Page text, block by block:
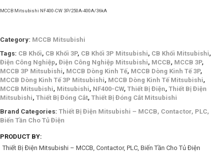
MCCB Mitsubishi NF400-CW 3P/250A-400A/36kA
Category: MCCB Mitsubishi
Tags: CB Khối, CB Khối 3P, CB Khối 3P Mitsubishi, CB Khối Mitsubishi,
Điện Công Nghiệp, Điện Công Nghiệp Mitsubishi, MCCB, MCCB 3P,
MCCB 3P Mitsubishi, MCCB Dòng Kinh Tế, MCCB Dòng Kinh Tế 3P,
MCCB Dòng Kinh Tế 3P Mitsubishi, MCCB Dòng Kinh Tế Mitsubishi,
MCCB Mitsubishi, Mitsubishi, NF400-CW, Thiết Bị Điện, Thiết Bị Điện
Mitsubishi, Thiết Bị Đóng Cắt, Thiết Bị Đóng Cắt Mitsubishi
Brand Categories: Thiết Bị Điện Mitsubishi – MCCB, Contactor, PLC,
Biến Tần Cho Tủ Điện
PRODUCT BY:
Thiết Bị Điện Mitsubishi – MCCB, Contactor, PLC, Biến Tần Cho Tủ Điện